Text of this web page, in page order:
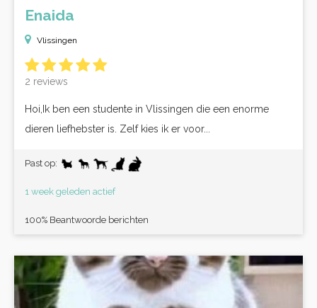
Enaida
Vlissingen
2 reviews
Hoi,Ik ben een studente in Vlissingen die een enorme
dieren liefhebster is. Zelf kies ik er voor...
Past op:
1 week geleden actief
100% Beantwoorde berichten